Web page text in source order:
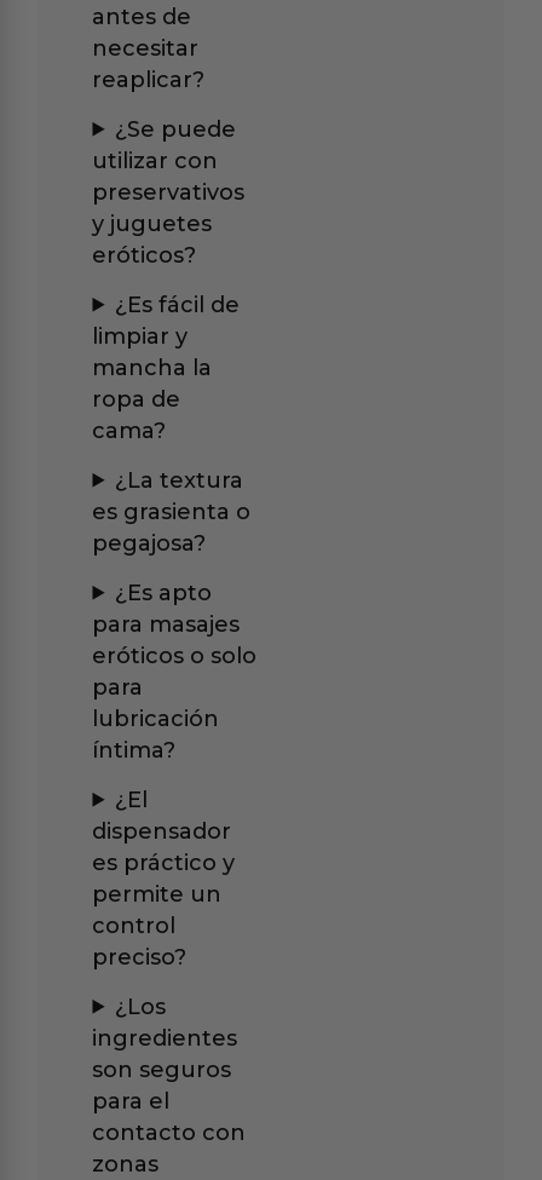
antes de
necesitar
reaplicar?
¿Se puede
utilizar con
preservativos
y juguetes
eróticos?
¿Es fácil de
limpiar y
mancha la
ropa de
cama?
¿La textura
es grasienta o
pegajosa?
¿Es apto
para masajes
eróticos o solo
para
lubricación
íntima?
¿El
dispensador
es práctico y
permite un
control
preciso?
¿Los
ingredientes
son seguros
para el
contacto con
zonas